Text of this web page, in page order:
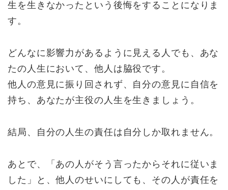
生を生きなかったという後悔をすることになりま
す。
どんなに影響力があるように見える人でも、あな
たの人生において、他人は脇役です。
他人の意見に振り回されず、自分の意見に自信を
持ち、あなたが主役の人生を生きましょう。
結局、自分の人生の責任は自分しか取れません。
あとで、「あの人がそう言ったからそれに従いま
した」と、他人のせいにしても、その人が責任を